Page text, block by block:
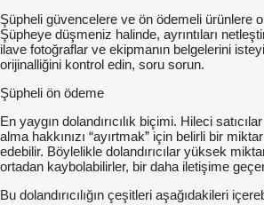
Şüpheli güvencelere ve ön ödemeli ürünlere
Şüpheye düşmeniz halinde, ayrıntıları
ilave fotoğraflar ve ekipmanın belgelerini
orijinalliğini kontrol edin, soru sorun.
Şüpheli ön ödeme
En yaygın dolandırıcılık biçimi. Hileci
alma hakkınızı “ayırtmak” için belirli bir
edebilir. Böylelikle dolandırıcılar yüksek
ortadan kaybolabilirler, bir daha iletişime
Bu dolandırıcılığın çeşitleri aşağıdakileri